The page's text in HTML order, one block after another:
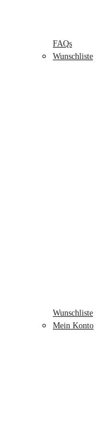
FAQs
Wunschliste
Wunschliste
Mein Konto